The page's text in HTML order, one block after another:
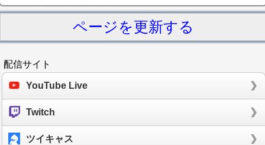
ページを更新する
配信サイト
YouTube Live
Twitch
ツイキャス